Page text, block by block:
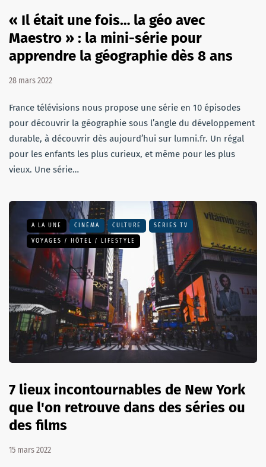
« Il était une fois… la géo avec
Maestro » : la mini-série pour
apprendre la géographie dès 8 ans
28 mars 2022
France télévisions nous propose une série en 10 épisodes
pour découvrir la géographie sous l’angle du développement
durable, à découvrir dès aujourd’hui sur lumni.fr. Un régal
pour les enfants les plus curieux, et même pour les plus
vieux. Une série…
A LA UNE CINÉMA CULTURE SÉRIES TV
VOYAGES / HÔTEL / LIFESTYLE
7 lieux incontournables de New York
que l'on retrouve dans des séries ou
des films
15 mars 2022